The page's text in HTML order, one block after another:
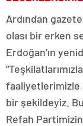
Ardından
olası bir erken
Erdoğan’ın
faaliyetlerimizle
bir şekildeyiz.
Refah